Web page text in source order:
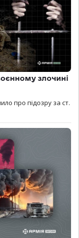
злочині
про підозру за ст.